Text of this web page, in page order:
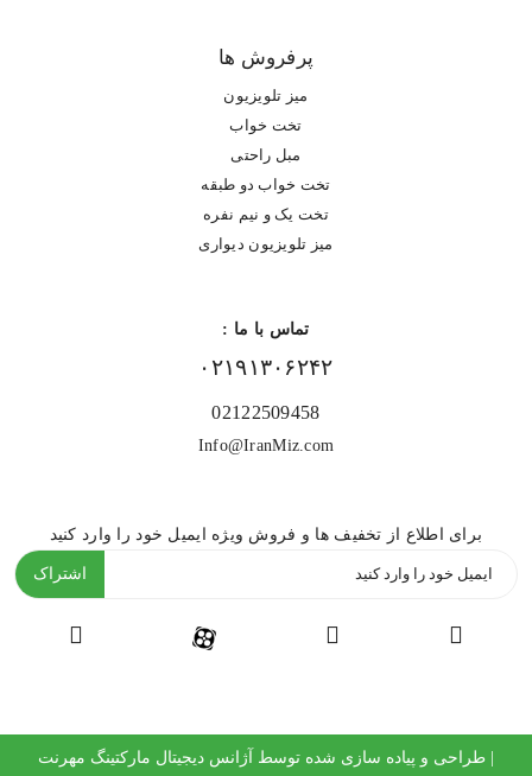
پرفروش ها
میز تلویزیون
تخت خواب
مبل راحتی
تخت خواب دو طبقه
تخت یک و نیم نفره
میز تلویزیون دیواری
تماس با ما :
۰۲۱۹۱۳۰۶۲۴۲
02122509458
Info@IranMiz.com
برای اطلاع از تخفیف ها و فروش ویژه ایمیل خود را وارد کنید
اشتراک
| طراحی و پیاده سازی شده توسطآژانس دیجیتال مارکتینگ مهرنت